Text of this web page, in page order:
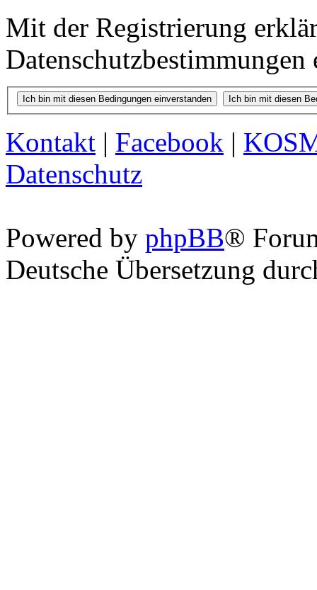
Mit der Registrierung
Datenschutzbestimmungen
Kontakt | Facebook |
Datenschutz
Powered by phpBB®
Deutsche Übersetzung